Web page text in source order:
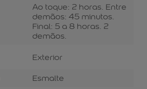
Ao toque: 2 horas. Entre
demãos: 45 minutos.
Final: 5 a 8 horas. 2
demãos.
Exterior
Esmalte